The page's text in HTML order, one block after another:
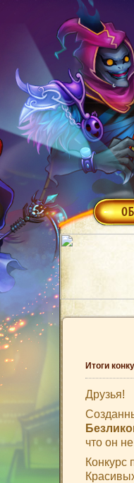
Итоги
Друзья!
что он
Конкурс